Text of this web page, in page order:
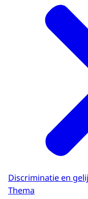
Discriminatie en
Thema